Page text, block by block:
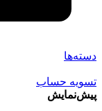
دسته‌ها
تسویه حساب
پیش‌نمایش